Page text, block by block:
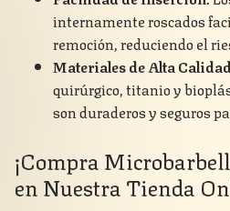
internamente roscados
remoción, reduciendo el
Materiales de Alta Calidad
quirúrgico, titanio y
son duraderos y seguros
¡Compra
en Nuestra Tienda